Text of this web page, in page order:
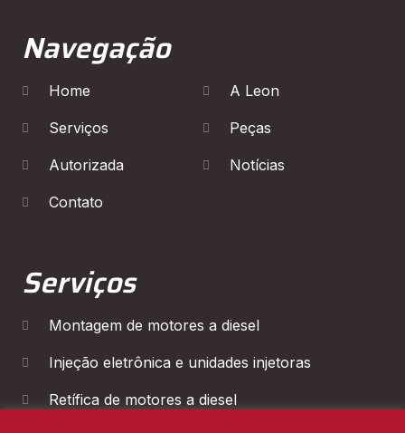
Navegação
Home A Leon
Serviços Peças
Autorizada Notícias
Contato
Serviços
Montagem de motores a diesel
Injeção eletrônica e unidades injetoras
Retífica de motores a diesel